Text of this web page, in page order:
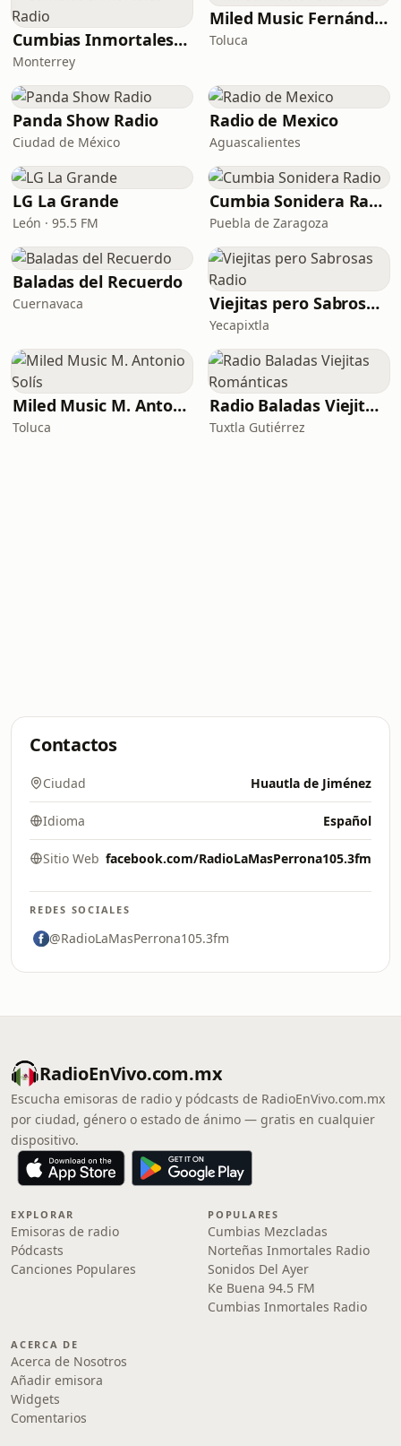
Cumbias Inmortales Radio
Monterrey
Miled Music Fernández
Toluca
Panda Show Radio
Ciudad de México
Radio de Mexico
Aguascalientes
LG La Grande
León · 95.5 FM
Cumbia Sonidera Radio
Puebla de Zaragoza
Baladas del Recuerdo
Cuernavaca Viejitas pero Sabrosas Radio
Yecapixtla
Miled Music M. Antonio Solís
Toluca
Radio Baladas Viejitas Románticas
Tuxtla Gutiérrez
Contactos
Ciudad Huautla de Jiménez
Idioma Español
Sitio Web facebook.com/RadioLaMasPerrona105.3fm
REDES SOCIALES
@RadioLaMasPerrona105.3fm
RadioEnVivo.com.mx
Escucha emisoras de radio y pódcasts de RadioEnVivo.com.mx
por ciudad, género o estado de ánimo — gratis en cualquier
dispositivo.
EXPLORAR
Emisoras de radio
Pódcasts
Canciones Populares
POPULARES
Cumbias Mezcladas
Norteñas Inmortales Radio
Sonidos Del Ayer
Ke Buena 94.5 FM
Cumbias Inmortales Radio
ACERCA DE
Acerca de Nosotros
Añadir emisora
Widgets
Comentarios